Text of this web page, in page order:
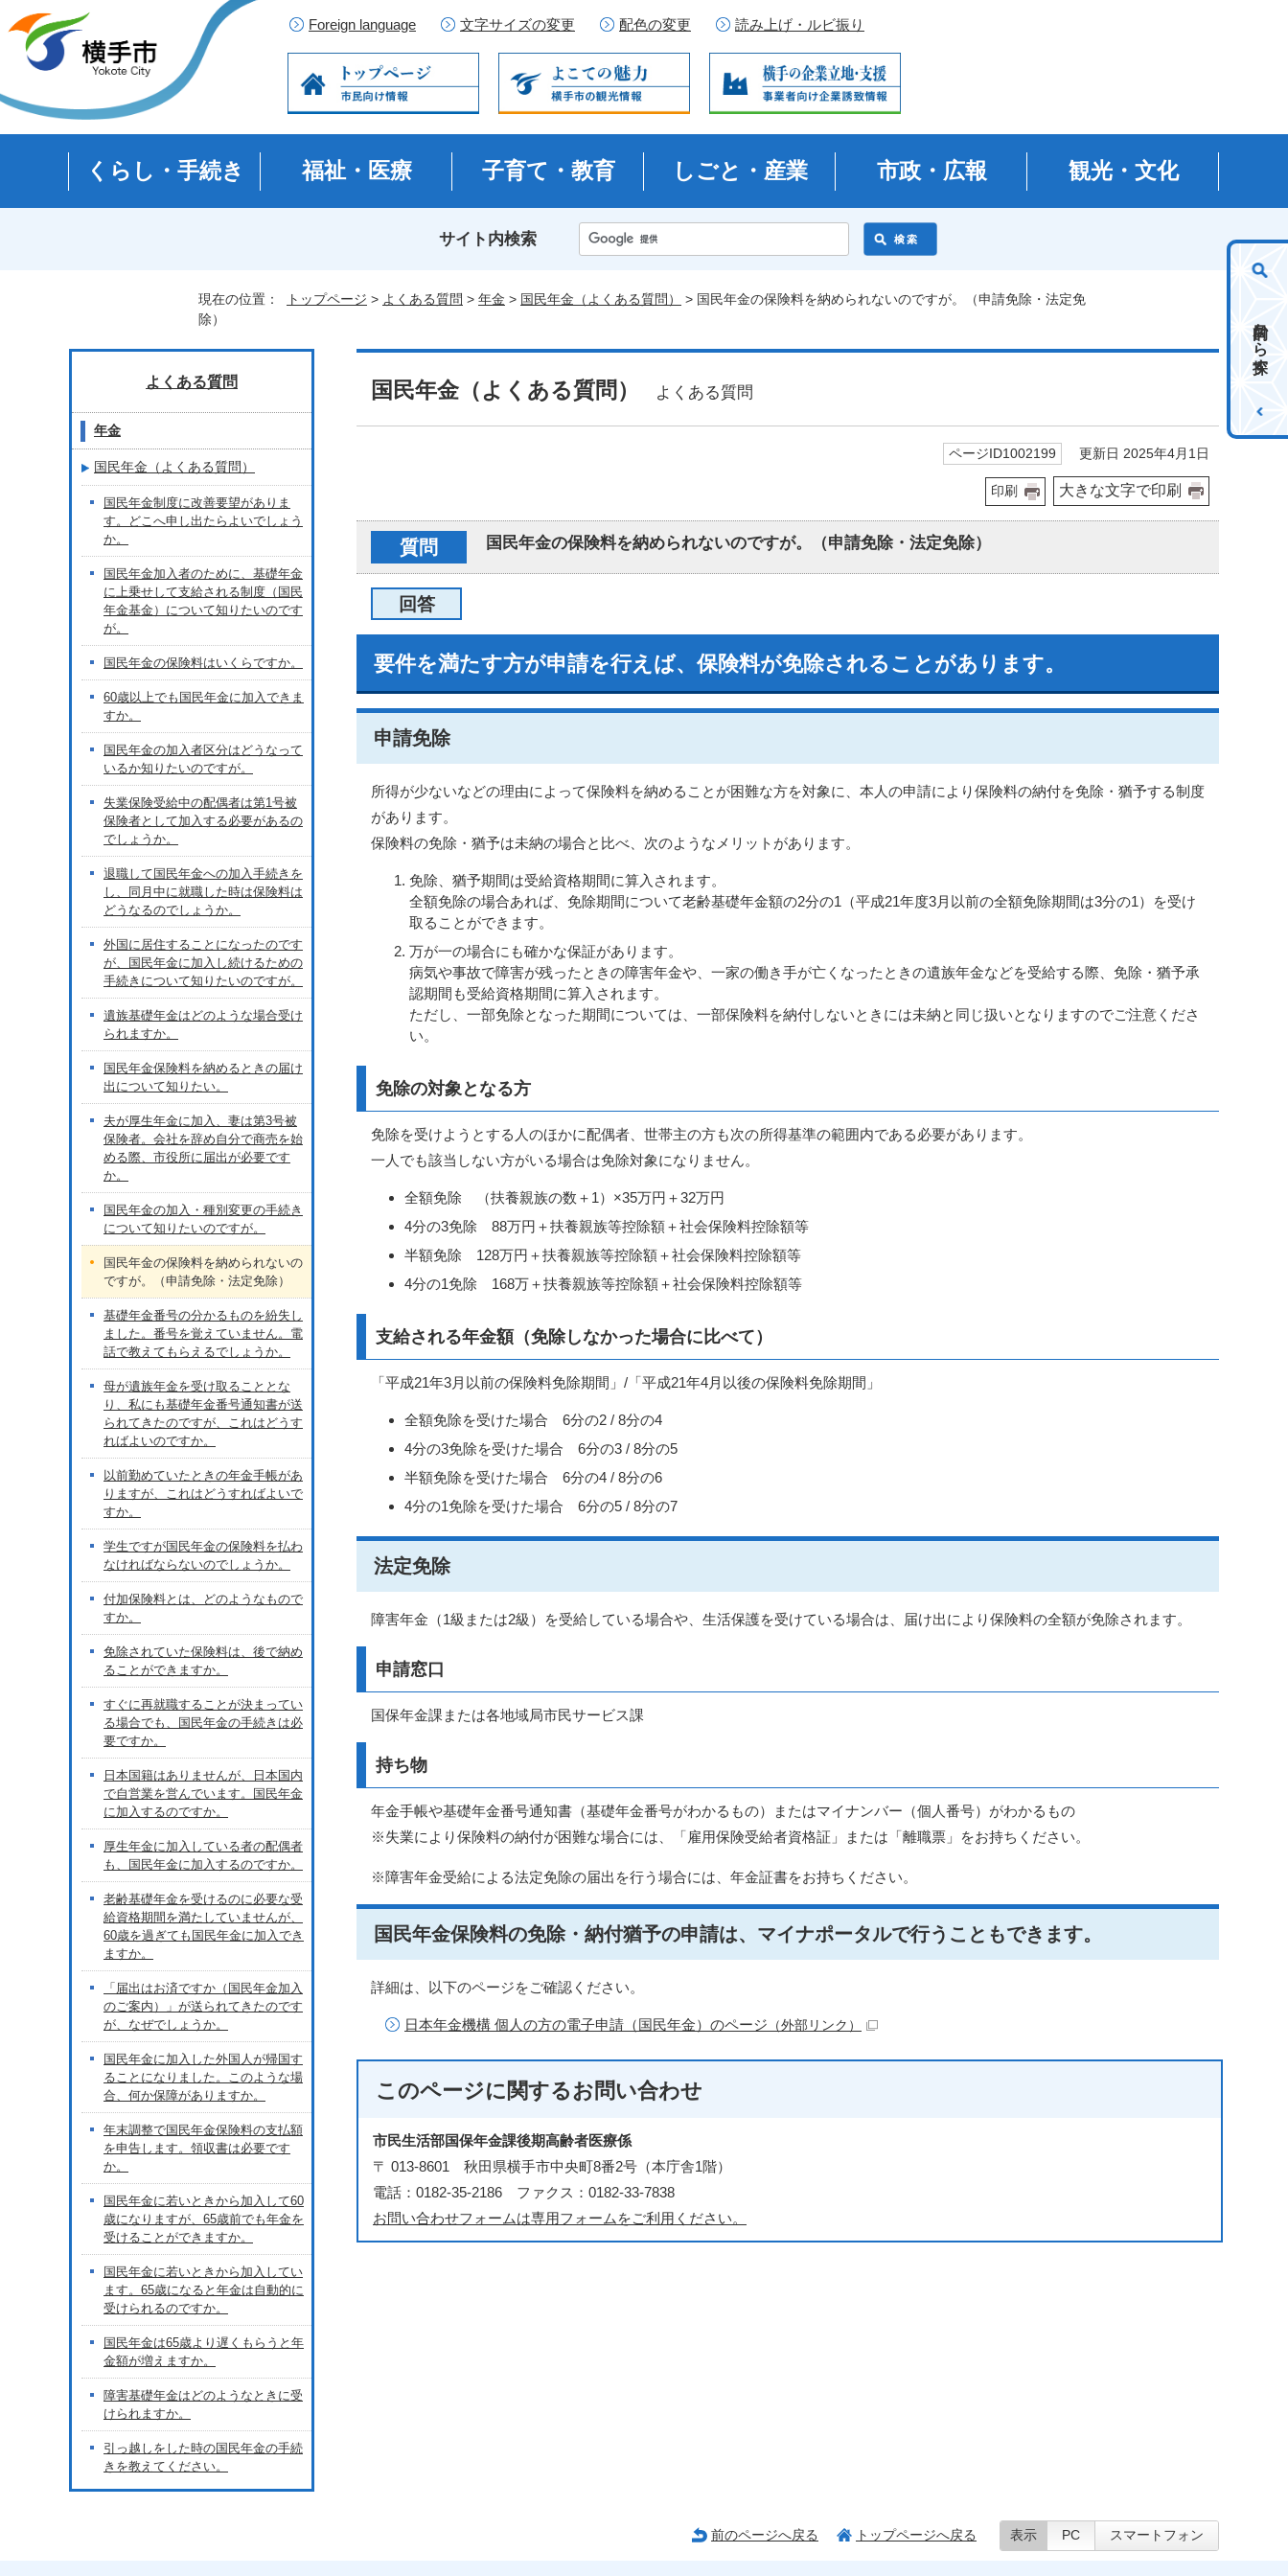
Foreign language 文字サイズの変更 配色の変更 読み上げ・ルビ振り
くらし・手続き 福祉・医療 子育て・教育 しごと・産業 市政・広報 観光・文化
サイト内検索
目的から探す
現在の位置： トップページ > よくある質問 > 年金 > 国民年金（よくある質問）
> 国民年金の保険料を納められないのですが。（申請免除・法定免
除）
国民年金（よくある質問） よくある質問
ページID1002199 更新日 2025年4月1日
印刷 大きな文字で印刷
質問 国民年金の保険料を納められないのですが。（申請免除・法定免除）
回答
要件を満たす方が申請を行えば、保険料が免除されることがあります。
申請免除
所得が少ないなどの理由によって保険料を納めることが困難な方を対象に、本人の申請により保険料の納付を免除・猶予する制度
があります。
保険料の免除・猶予は未納の場合と比べ、次のようなメリットがあります。
免除、猶予期間は受給資格期間に算入されます。
全額免除の場合あれば、免除期間について老齢基礎年金額の2分の1（平成21年度3月以前の全額免除期間は3分の1）を受け
取ることができます。
万が一の場合にも確かな保証があります。
病気や事故で障害が残ったときの障害年金や、一家の働き手が亡くなったときの遺族年金などを受給する際、免除・猶予承
認期間も受給資格期間に算入されます。
ただし、一部免除となった期間については、一部保険料を納付しないときには未納と同じ扱いとなりますのでご注意くださ
い。
免除の対象となる方
免除を受けようとする人のほかに配偶者、世帯主の方も次の所得基準の範囲内である必要があります。
一人でも該当しない方がいる場合は免除対象になりません。
全額免除 （扶養親族の数＋1）×35万円＋32万円
4分の3免除 88万円＋扶養親族等控除額＋社会保険料控除額等
半額免除 128万円＋扶養親族等控除額＋社会保険料控除額等
4分の1免除 168万＋扶養親族等控除額＋社会保険料控除額等
支給される年金額（免除しなかった場合に比べて）
「平成21年3月以前の保険料免除期間」/「平成21年4月以後の保険料免除期間」
全額免除を受けた場合 6分の2 / 8分の4
4分の3免除を受けた場合 6分の3 / 8分の5
半額免除を受けた場合 6分の4 / 8分の6
4分の1免除を受けた場合 6分の5 / 8分の7
法定免除
障害年金（1級または2級）を受給している場合や、生活保護を受けている場合は、届け出により保険料の全額が免除されます。
申請窓口
国保年金課または各地域局市民サービス課
持ち物
年金手帳や基礎年金番号通知書（基礎年金番号がわかるもの）またはマイナンバー（個人番号）がわかるもの
※失業により保険料の納付が困難な場合には、「雇用保険受給者資格証」または「離職票」をお持ちください。
※障害年金受給による法定免除の届出を行う場合には、年金証書をお持ちください。
国民年金保険料の免除・納付猶予の申請は、マイナポータルで行うこともできます。
詳細は、以下のページをご確認ください。
日本年金機構 個人の方の電子申請（国民年金）のページ （外部リンク）
このページに関するお問い合わせ
市民生活部国保年金課後期高齢者医療係
〒 013-8601 秋田県横手市中央町8番2号（本庁舎1階）
電話：0182-35-2186 ファクス：0182-33-7838
お問い合わせフォームは専用フォームをご利用ください。
よくある質問
年金
国民年金（よくある質問）
国民年金制度に改善要望がありま
す。どこへ申し出たらよいでしょう
か。
国民年金加入者のために、基礎年金
に上乗せして支給される制度（国民
年金基金）について知りたいのです
が。
国民年金の保険料はいくらですか。
60歳以上でも国民年金に加入できま
すか。
国民年金の加入者区分はどうなって
いるか知りたいのですが。
失業保険受給中の配偶者は第1号被
保険者として加入する必要があるの
でしょうか。
退職して国民年金への加入手続きを
し、同月中に就職した時は保険料は
どうなるのでしょうか。
外国に居住することになったのです
が、国民年金に加入し続けるための
手続きについて知りたいのですが。
遺族基礎年金はどのような場合受け
られますか。
国民年金保険料を納めるときの届け
出について知りたい。
夫が厚生年金に加入、妻は第3号被
保険者。会社を辞め自分で商売を始
める際、市役所に届出が必要です
か。
国民年金の加入・種別変更の手続き
について知りたいのですが。
国民年金の保険料を納められないの
ですが。（申請免除・法定免除）
基礎年金番号の分かるものを紛失し
ました。番号を覚えていません。電
話で教えてもらえるでしょうか。
母が遺族年金を受け取ることとな
り、私にも基礎年金番号通知書が送
られてきたのですが、これはどうす
ればよいのですか。
以前勤めていたときの年金手帳があ
りますが、これはどうすればよいで
すか。
学生ですが国民年金の保険料を払わ
なければならないのでしょうか。
付加保険料とは、どのようなもので
すか。
免除されていた保険料は、後で納め
ることができますか。
すぐに再就職することが決まってい
る場合でも、国民年金の手続きは必
要ですか。
日本国籍はありませんが、日本国内
で自営業を営んでいます。国民年金
に加入するのですか。
厚生年金に加入している者の配偶者
も、国民年金に加入するのですか。
老齢基礎年金を受けるのに必要な受
給資格期間を満たしていませんが、
60歳を過ぎても国民年金に加入でき
ますか。
「届出はお済ですか（国民年金加入
のご案内）」が送られてきたのです
が、なぜでしょうか。
国民年金に加入した外国人が帰国す
ることになりました。このような場
合、何か保障がありますか。
年末調整で国民年金保険料の支払額
を申告します。領収書は必要です
か。
国民年金に若いときから加入して60
歳になりますが、65歳前でも年金を
受けることができますか。
国民年金に若いときから加入してい
ます。65歳になると年金は自動的に
受けられるのですか。
国民年金は65歳より遅くもらうと年
金額が増えますか。
障害基礎年金はどのようなときに受
けられますか。
引っ越しをした時の国民年金の手続
きを教えてください。
前のページへ戻る トップページへ戻る 表示 PC スマートフォン